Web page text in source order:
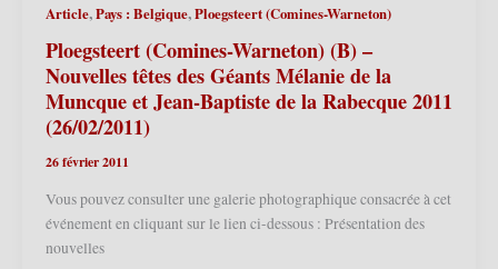
« Les
Géants,
c’est
Géants! »
–
le
75ème
anniversaire
des
Géants
Article,Pays : Belgique,Ploegsteert (Comines-Warneton)
Ploegsteert (Comines-Warneton) (B) –
Nouvelles têtes des Géants Mélanie de la
Muncque et Jean-Baptiste de la Rabecque 2011
(26/02/2011)
26 février 2011
Vous pouvez consulter une galerie photographique consacrée à cet
événement en cliquant sur le lien ci-dessous : Présentation des
nouvelles